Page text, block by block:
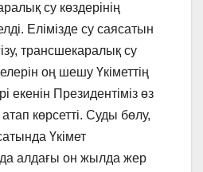
су көздерінің
Елімізде су саясатын
трансшекаралық су
оң шешу Үкіметтің
екенін Президентіміз өз
көрсетті. Суды бөлу,
Үкімет
алдағы он жылда жер